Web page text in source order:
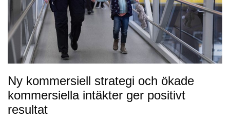
Ny kommersiell strategi och ökade
kommersiella intäkter ger positivt
resultat